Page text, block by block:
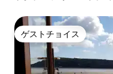
ゲストチョイス
ゲストチョイス